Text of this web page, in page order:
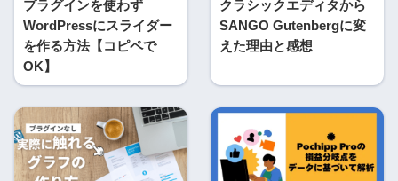
プラグインを使わず
WordPressにスライダー
を作る方法【コピペで
OK】
クラシックエディタから
SANGO Gutenbergに変
えた理由と感想